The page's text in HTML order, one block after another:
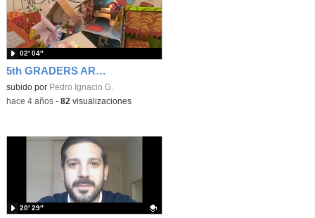
5th GRADERS ART PROJECT
subido por Pedro Ignacio G.
02′ 04″
-hace 4 años- 82 visualizaciones
20′ 29″